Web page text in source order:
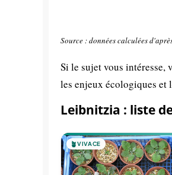
Source : données calculées
Si le sujet vous
les enjeux écologiques et
Leibnitzia : liste
🪴VIVACE